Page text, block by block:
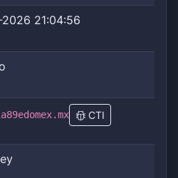
21:04:56
CTI